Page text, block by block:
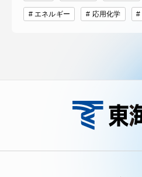
エネルギー 応用化学